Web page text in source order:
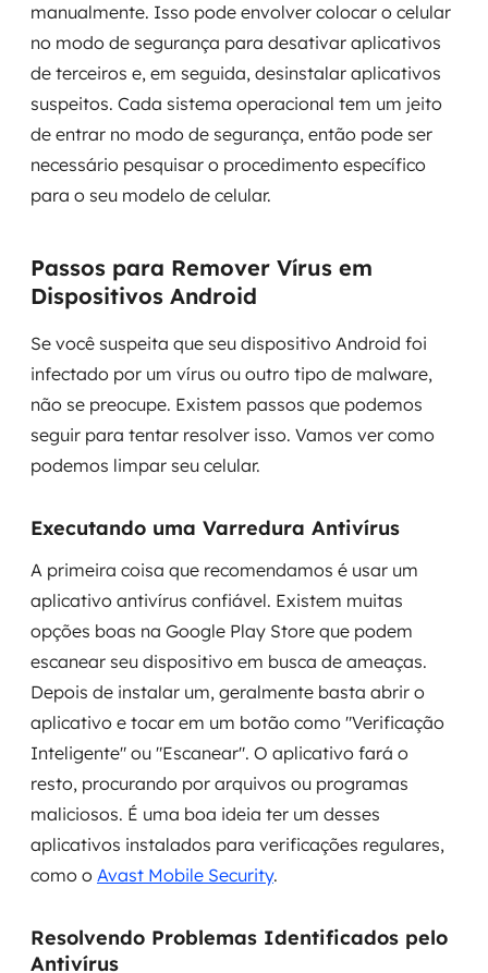
manualmente. Isso pode envolver colocar o celular
no modo de segurança para desativar aplicativos
de terceiros e, em seguida, desinstalar aplicativos
suspeitos. Cada sistema operacional tem um jeito
de entrar no modo de segurança, então pode ser
necessário pesquisar o procedimento específico
para o seu modelo de celular.
Passos para Remover Vírus em
Dispositivos Android
Se você suspeita que seu dispositivo Android foi
infectado por um vírus ou outro tipo de malware,
não se preocupe. Existem passos que podemos
seguir para tentar resolver isso. Vamos ver como
podemos limpar seu celular.
Executando uma Varredura Antivírus
A primeira coisa que recomendamos é usar um
aplicativo antivírus confiável. Existem muitas
opções boas na Google Play Store que podem
escanear seu dispositivo em busca de ameaças.
Depois de instalar um, geralmente basta abrir o
aplicativo e tocar em um botão como "Verificação
Inteligente" ou "Escanear". O aplicativo fará o
resto, procurando por arquivos ou programas
maliciosos. É uma boa ideia ter um desses
aplicativos instalados para verificações regulares,
como o Avast Mobile Security.
Resolvendo Problemas Identificados pelo
Antivírus